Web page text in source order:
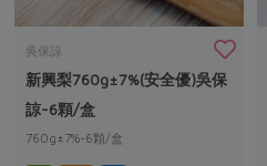
最新產品
年菜食譜
節慶大餐
把最好的台灣味帶回家！
綠主張月刊
典藏閱覽室
媒體報導
下載專區
吳保諒
新興梨760g±7%(安全優)吳保
諒-6顆/盒
760g±7%-6顆/盒